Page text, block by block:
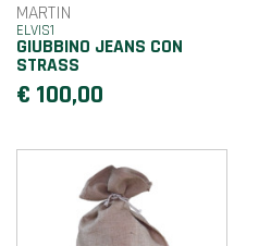
MARTIN
ELVIS1
GIUBBINO JEANS CON
STRASS
€ 100,00